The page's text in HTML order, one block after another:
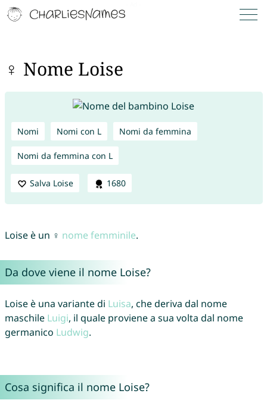
♀ Nome Loise
Nomi Nomi con L Nomi da femmina
Nomi da femmina con L
Salva Loise 1680
Loise è un ♀ nome femminile.
Da dove viene il nome Loise?
Loise è una variante di Luisa, che deriva dal nome
maschile Luigi, il quale proviene a sua volta dal nome
germanico Ludwig.
Cosa significa il nome Loise?